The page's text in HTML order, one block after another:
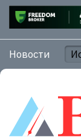
Новости